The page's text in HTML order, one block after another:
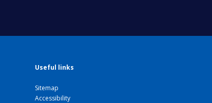
Useful links
Sitemap
Accessibility